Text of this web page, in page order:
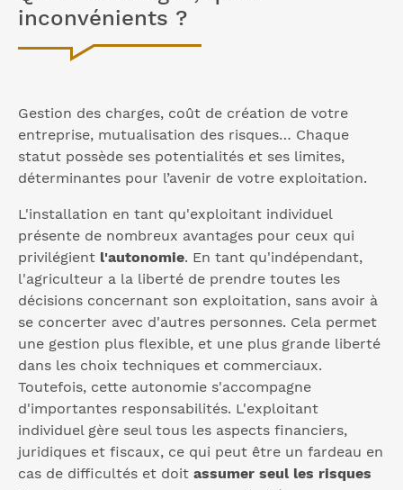
inconvénients ?
Gestion des charges, coût de création de votre
entreprise, mutualisation des risques… Chaque
statut possède ses potentialités et ses limites,
déterminantes pour l’avenir de votre exploitation.
L'installation en tant qu'exploitant individuel
présente de nombreux avantages pour ceux qui
privilégient l'autonomie. En tant qu'indépendant,
l'agriculteur a la liberté de prendre toutes les
décisions concernant son exploitation, sans avoir à
se concerter avec d'autres personnes. Cela permet
une gestion plus flexible, et une plus grande liberté
dans les choix techniques et commerciaux.
Toutefois, cette autonomie s'accompagne
d'importantes responsabilités. L'exploitant
individuel gère seul tous les aspects financiers,
juridiques et fiscaux, ce qui peut être un fardeau en
cas de difficultés et doit assumer seul les risques